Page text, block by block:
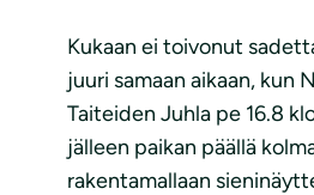
Kukaan ei toivonut
juuri samaan aikaan, kun
Taiteiden Juhla pe 16.8
jälleen paikan päällä
rakentamallaan